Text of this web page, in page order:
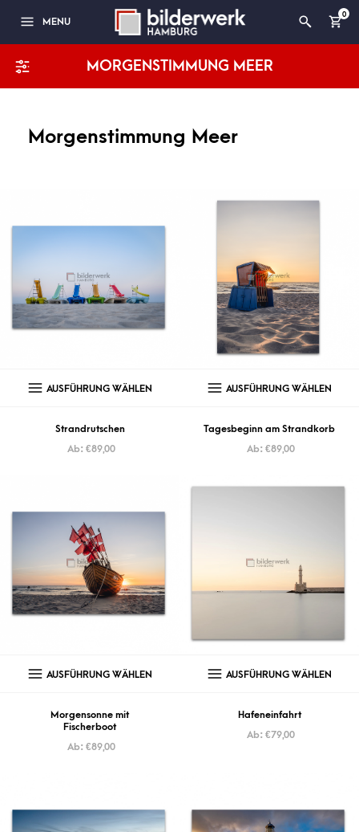
MENU
0
MORGENSTIMMUNG MEER
Morgenstimmung Meer
AUSFÜHRUNG WÄHLEN
Strandrutschen
Ab: €89,00
AUSFÜHRUNG WÄHLEN
Tagesbeginn am Strandkorb
Ab: €89,00
AUSFÜHRUNG WÄHLEN
Morgensonne mit
Fischerboot
Ab: €89,00
AUSFÜHRUNG WÄHLEN
Hafeneinfahrt
Ab: €79,00